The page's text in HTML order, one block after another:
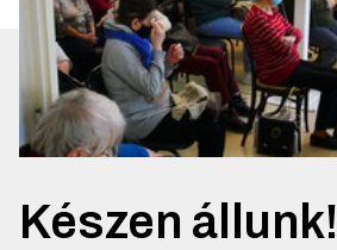
Készen állunk!